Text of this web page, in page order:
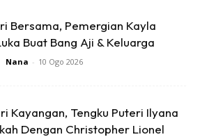
Bersama, Pemergian Kayla
Buat Bang Aji & Keluarga
Nana - 10 Ogo 2026
Kayangan, Tengku Puteri Ilyana
Dengan Christopher Lionel